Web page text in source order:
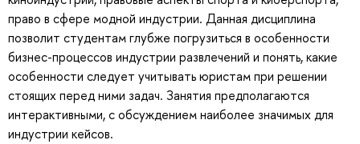
право в сфере модной индустрии. Данная дисциплина
позволит студентам глубже погрузиться в особенности
бизнес-процессов индустрии развлечений и понять, какие
особенности следует учитывать юристам при решении
стоящих перед ними задач. Занятия предполагаются
интерактивными, с обсуждением наиболее значимых для
индустрии кейсов.